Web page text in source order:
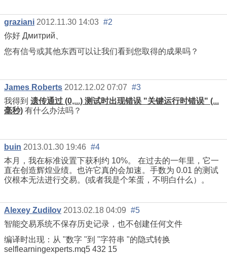
graziani 2012.11.30 14:03 #2
你好 Дмитрий、
您有信号或其他东西可以让我们看到您取得的成果吗？
James Roberts 2012.12.02 07:07 #3
我得到 遗传通过 (0,...) 测试时出现错误 "关键运行时错误" (...
毫秒) 有什么办法吗？
buin 2013.01.30 19:46 #4
本月，我在标准设置下获利约 10%。 在过去的一年里，它一
直在创造辉煌业绩。也许它真的会加速。手数为 0.01 的测试
仪根本无法进行交易。(或者我是个笨蛋，不明白什么）。
Alexey Zudilov 2013.02.18 04:09 #5
智能交易系统不保存历史记录，也不创建任何文件
编译时出现：从 "数字 "到 "字符串 "的隐式转换
selflearningexperts.mq5 432 15